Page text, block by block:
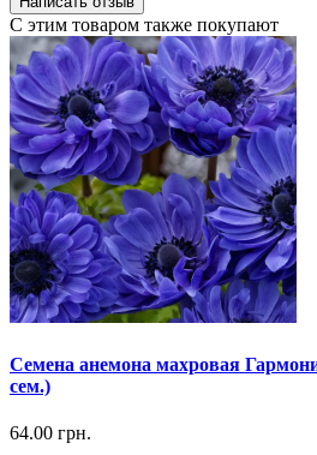
С этим товаром также покупают
Семена анемона махровая
сем.)
64.00 грн.